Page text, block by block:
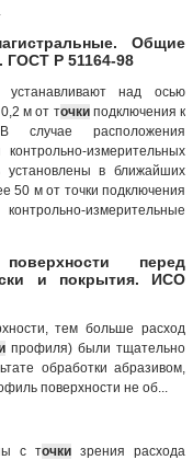
Общие
ГОСТ Р 51164-98
устанавливают над осью
м от точкиподключения к
случае расположения
измерительных
установлены в ближайших
50 м от точки подключения
измерительные
перед
и покрытия. ИСО
тем больше расход
профиля) были тщательно
обработки абразивом,
поверхности не об...
с точки зрения расхода